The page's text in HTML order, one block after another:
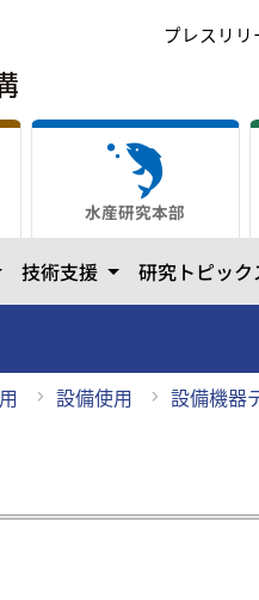
プレスリリ
テゴリーを開きます
技術支援 カテゴリーを開
研究トピック
水産研究本部
設備使用 設備機器